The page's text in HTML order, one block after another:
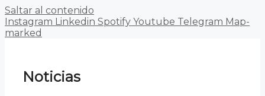
Saltar al contenido
Instagram Linkedin Spotify Youtube Telegram Map-
marked
Noticias